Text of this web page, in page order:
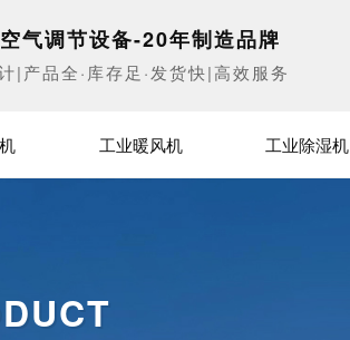
气调节设备-20年制造品牌
|产品全·库存足·发货快|高效服务
工业暖风机 工业除湿机